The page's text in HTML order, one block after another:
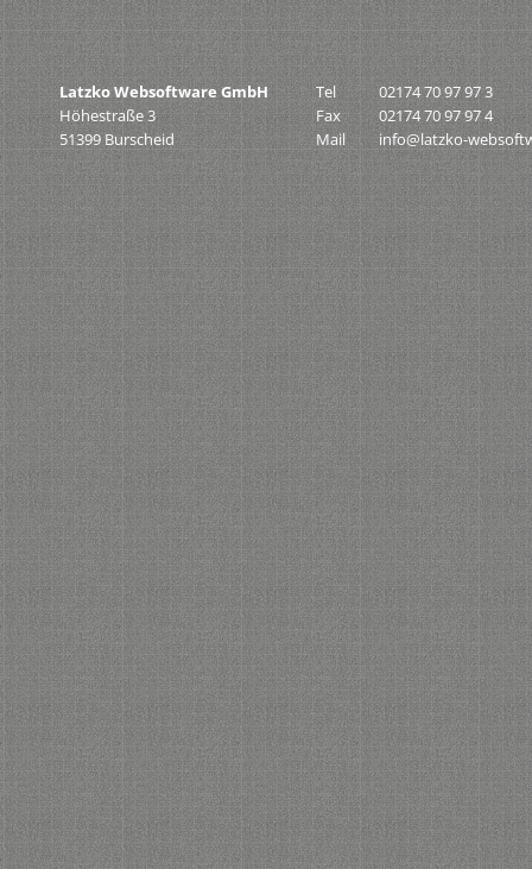
Latzko Websoftware GmbH
Höhestraße 3
51399 Burscheid
Tel
02174 70 97 97 3
Fax
02174 70 97 97 4
Mail
info@latzko-